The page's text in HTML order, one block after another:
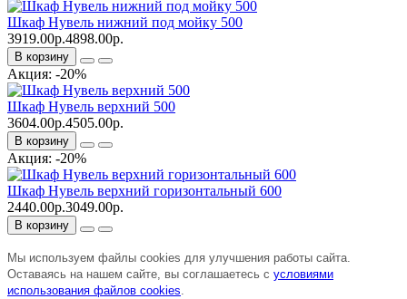
Шкаф Нувель нижний под мойку 500
3919.00р.4898.00р.
В корзину
Акция: -20%
Шкаф Нувель верхний 500
3604.00р.4505.00р.
В корзину
Акция: -20%
Шкаф Нувель верхний горизонтальный 600
2440.00р.3049.00р.
В корзину
Мы используем файлы cookies для улучшения работы сайта.
Оставаясь на нашем сайте, вы соглашаетесь с условиями
использования файлов cookies.